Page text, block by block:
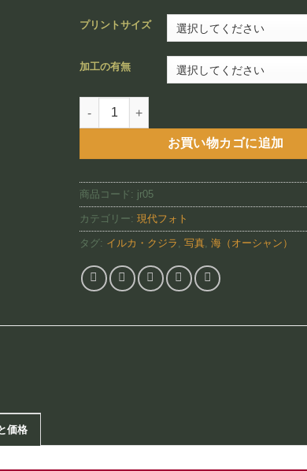
帯:
¥12,800
–
¥88,800
プリントサイズ
加工の有無
Spinners（JR05)個
お買い物カゴに追加
商品コード: jr05
カテゴリー:現代フォト
タグ: イルカ・クジラ ,写真 ,海（オーシャン）
価格